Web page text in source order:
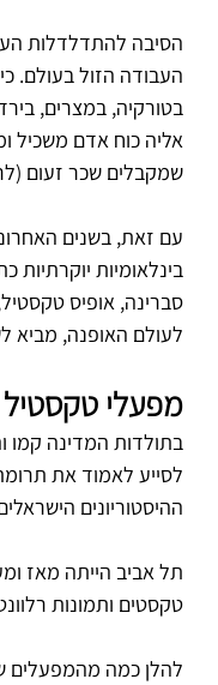
הסיבה להתדלדלות
העבודה הזול בעולם.
בטורקיה, במצרים,
אליה כוח אדם משכיל
שמקבלים שכר זעום
עם זאת, בשנים
בינלאומיות יוקרתיות
סברינה, אופיס
לעולם האופנה, מביא
מפעלי טקסטיל
בתולדות המדינה קמו
לסייע לאמוד את
ההיסטוריונים
תל אביב הייתה מאז
טקסטים ותמונות
להלן כמה מהמפעלים